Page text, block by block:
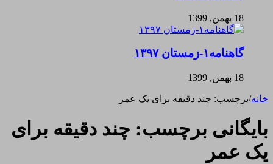
18 بهمن, 1399
گاهنامه۱-زمستان ۱۳۹۷
18 بهمن, 1399
خانه/برچسب: چند دقیقه برای یک عمر
بایگانی برچسب: چند دقیقه برای
یک عمر